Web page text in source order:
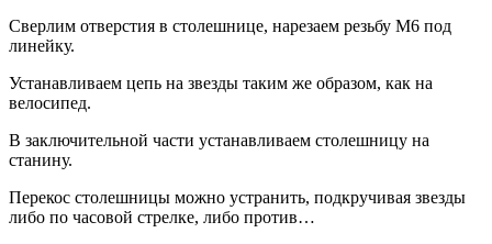
Сверлим отверстия в столешнице, нарезаем резьбу М6 под
линейку.
Устанавливаем цепь на звезды таким же образом, как на
велосипед.
В заключительной части устанавливаем столешницу на
станину.
Перекос столешницы можно устранить, подкручивая звезды
либо по часовой стрелке, либо против…